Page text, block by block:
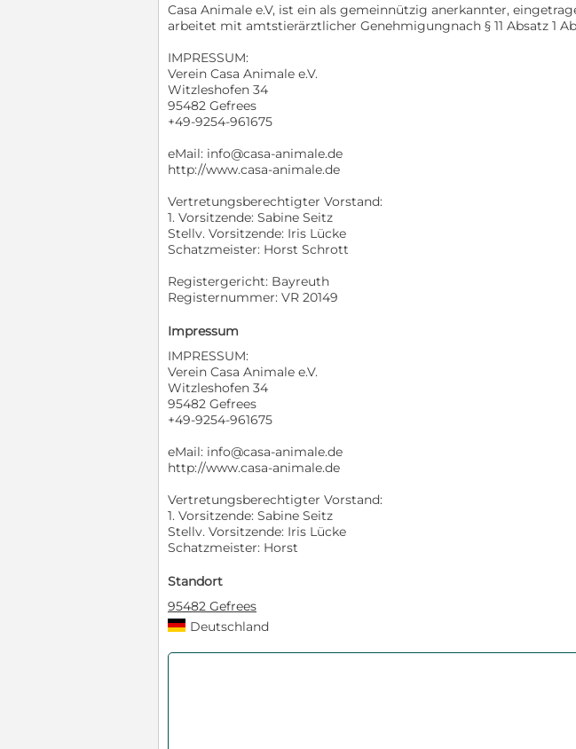
Casa Animale e.V, ist ein als gemeinnützig anerkannter,
arbeitet mit amtstierärztlicher Genehmigungnach § 11 Absatz 1
IMPRESSUM:
Verein Casa Animale e.V.
Witzleshofen 34
95482 Gefrees
+49-9254-961675
eMail: info@casa-animale.de
http://www.casa-animale.de
Vertretungsberechtigter Vorstand:
1. Vorsitzende: Sabine Seitz
Stellv. Vorsitzende: Iris Lücke
Schatzmeister: Horst Schrott
Registergericht: Bayreuth
Registernummer: VR 20149
Impressum
IMPRESSUM:
Verein Casa Animale e.V.
Witzleshofen 34
95482 Gefrees
+49-9254-961675
eMail: info@casa-animale.de
http://www.casa-animale.de
Vertretungsberechtigter Vorstand:
1. Vorsitzende: Sabine Seitz
Stellv. Vorsitzende: Iris Lücke
Schatzmeister: Horst
Standort
95482 Gefrees
Deutschland